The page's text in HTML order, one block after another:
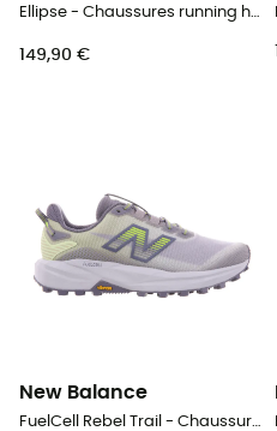
Ellipse - Chaussures running homme
149,90 €
New Balance
FuelCell Rebel Trail - Chaussures trail femme